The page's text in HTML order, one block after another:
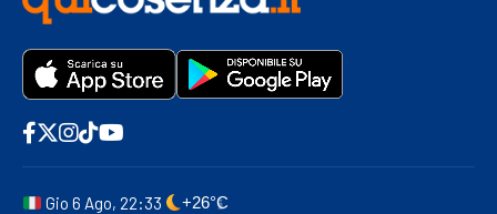
Gio 6 Ago, 22:33 +26°C